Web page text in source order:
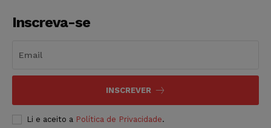
Inscreva-se
INSCREVER
Li e aceito a Política de Privacidade.